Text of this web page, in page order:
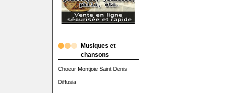
Musiques et
chansons
Choeur Montjoie Saint Denis
Diffusia